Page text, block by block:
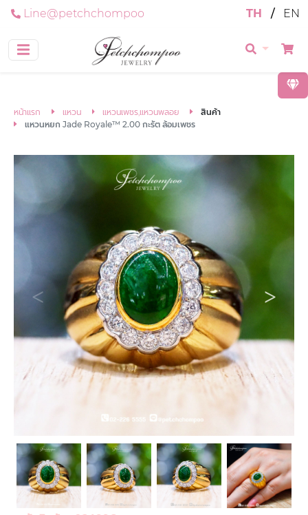
Line@petchchompoo TH / EN
หน้าแรก แหวน แหวนเพชร,แหวนพลอย
สินค้า
แหวนหยก Jade Royale™ 2.00 กะรัต ล้อมเพชร